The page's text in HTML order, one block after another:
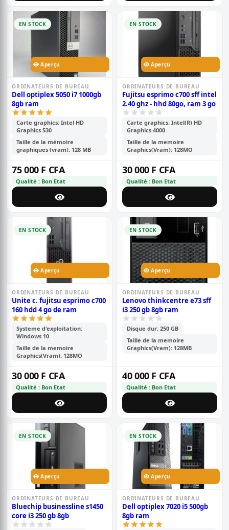
EN STOCK
Aperçu
ORDINATEURS DE BUREAU
Dell optiplex 5050 i7 1000gb
8gb ram
Carte graphics: Intel HD
Graphics 530
Taille de la mémoire
graphiques (vram): 128 MB
75 000 F CFA
Qualité : Bon Etat
EN STOCK
Aperçu
ORDINATEURS DE BUREAU
Fujitsu esprimo c700 sff intel
2.40 ghz - hhd 80go, ram 3 go
Carte graphics: Intel(R) HD
Graphics 4000
Taille de la memoire
Graphics(Vram): 128MO
30 000 F CFA
Qualité : Bon Etat
EN STOCK
Aperçu
ORDINATEURS DE BUREAU
Unite c. fujitsu esprimo c700
160 hdd 4 go de ram
Systeme d'exploitation:
Windows 10
Taille de la memoire
Graphics(Vram): 128MO
30 000 F CFA
Qualité : Bon Etat
EN STOCK
Aperçu
ORDINATEURS DE BUREAU
Lenovo thinkcentre e73 sff
i3 250 gb 8gb ram
Disque dur: 250 GB
Taille de la memoire
Graphics(Vram): 128MB
40 000 F CFA
Qualité : Bon Etat
EN STOCK
Aperçu
ORDINATEURS DE BUREAU
Bluechip businessline s1450
core i3 250 gb 8gb
EN STOCK
Aperçu
ORDINATEURS DE BUREAU
Dell optiplex 7020 i5 500gb
8gb ram